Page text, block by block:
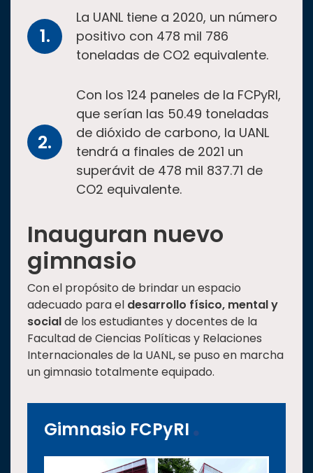
La UANL tiene a 2020, un número
positivo con 478 mil 786
toneladas de CO2 equivalente.
Con los 124 paneles de la FCPyRI,
que serían las 50.49 toneladas
de dióxido de carbono, la UANL
tendrá a finales de 2021 un
superávit de 478 mil 837.71 de
CO2 equivalente.
Inauguran nuevo
gimnasio
Con el propósito de brindar un espacio
adecuado para el desarrollo físico, mental y
socialde los estudiantes y docentes de la
Facultad de Ciencias Políticas y Relaciones
Internacionales de la UANL, se puso en marcha
un gimnasio totalmente equipado.
Gimnasio FCPyRI